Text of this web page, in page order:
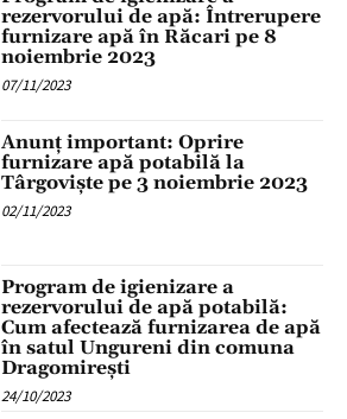
rezervorului de apă: Întrerupere
furnizare apă în Răcari pe 8
noiembrie 2023
07/11/2023
Anunț important: Oprire
furnizare apă potabilă la
Târgoviște pe 3 noiembrie 2023
02/11/2023
Program de igienizare a
rezervorului de apă potabilă:
Cum afectează furnizarea de apă
în satul Ungureni din comuna
Dragomirești
24/10/2023